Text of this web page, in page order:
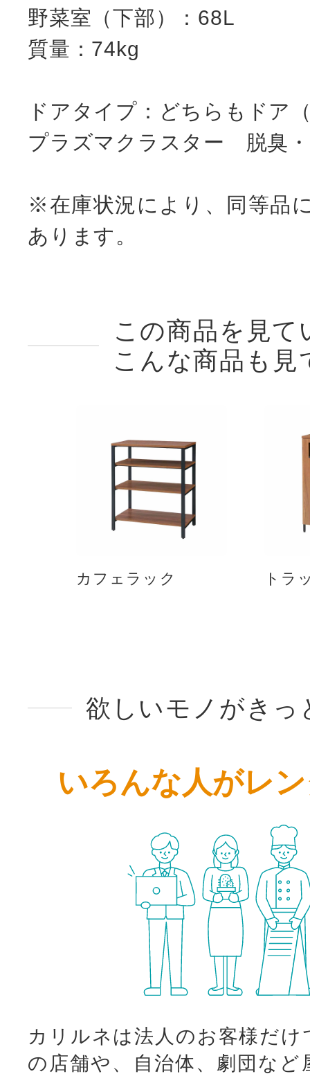
野菜室（下部）：68L
質量：74kg
ドアタイプ：どちらもドア
プラズマクラスター 脱臭
※在庫状況により、同等品
あります。
この商品を見て
こんな商品も見
カフェラック トラ
欲しいモノがきっ
いろんな人がレ
カリルネは法人のお客様だ
の店舗や、自治体、劇団な